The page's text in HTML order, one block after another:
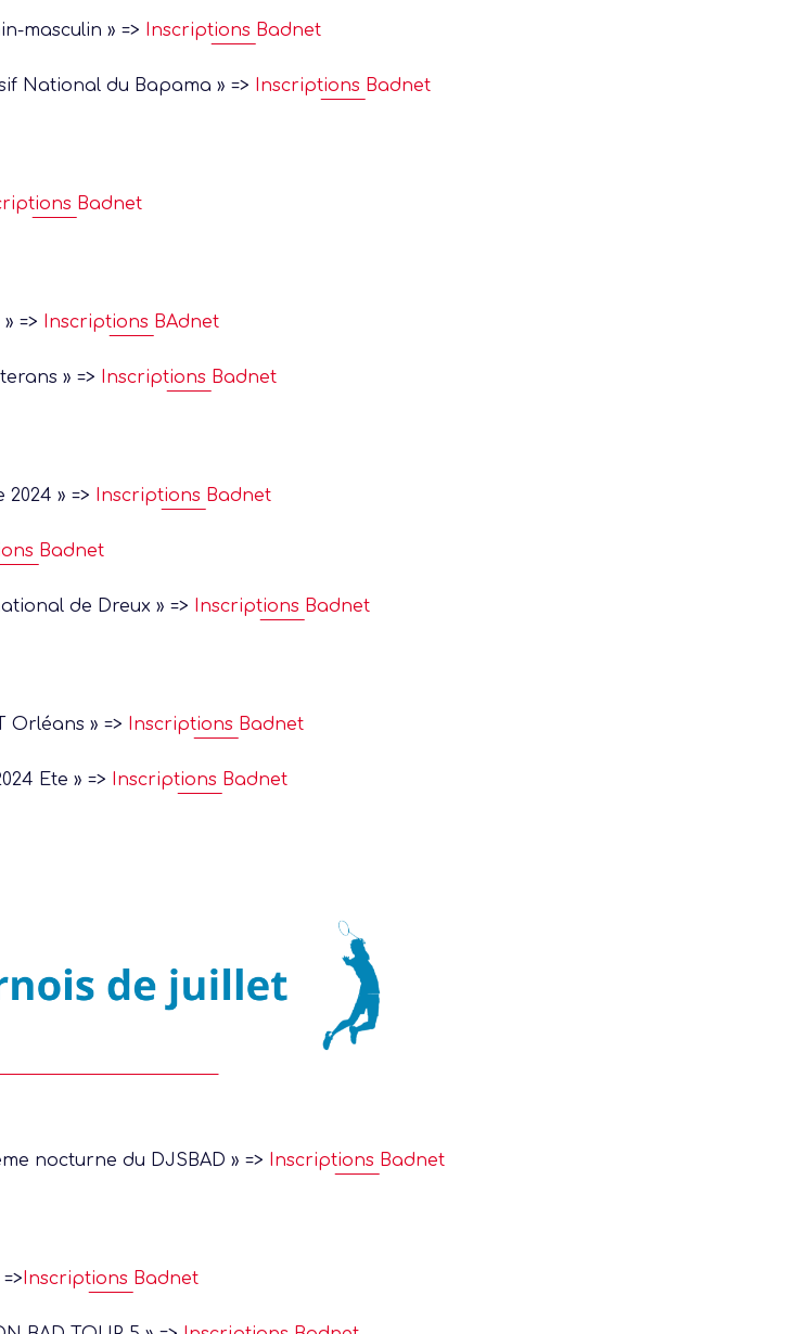
masculin » => Inscriptions Badnet
National du Bapama » => Inscriptions Badnet
Badnet
=> Inscriptions BAdnet
» => Inscriptions Badnet
» => Inscriptions Badnet
Badnet
de Dreux » => Inscriptions Badnet
Orléans » => Inscriptions Badnet
Ete » => Inscriptions Badnet
nocturne du DJSBAD » => Inscriptions Badnet
Inscriptions Badnet